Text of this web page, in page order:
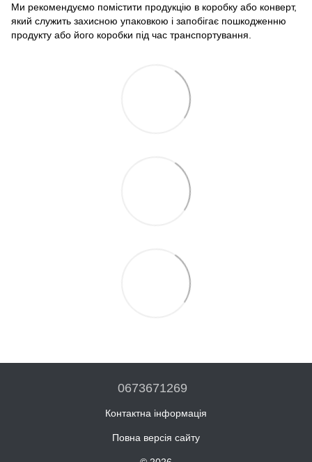
Ми рекомендуємо помістити продукцію в коробку або конверт,
який служить захисною упаковкою і запобігає пошкодженню
продукту або його коробки під час транспортування.
0673671269
Контактна інформація
Повна версія сайту